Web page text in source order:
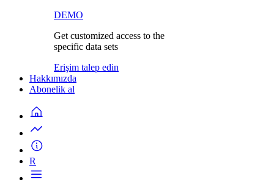
DEMO
Get customized access to the
specific data sets
Erişim talep edin
Hakkımızda
Abonelik al
R